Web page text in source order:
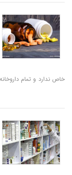
خاص ندارد و تمام